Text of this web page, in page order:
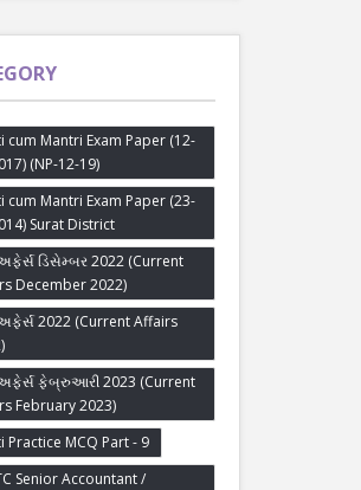
cum Mantri Exam Paper (12-
(NP-12-19)
cum Mantri Exam Paper (23-
Surat District
ડિસેમ્બર 2022 (Current
December 2022)
2022 (Current Affairs
ફેબ્રુઆરી 2023 (Current
February 2023)
Practice MCQ Part - 9
Senior Accountant /